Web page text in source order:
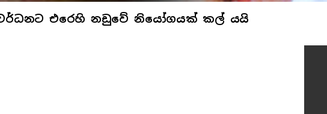
එරෙහි නඩුවේ නියෝගයක් කල් යයි